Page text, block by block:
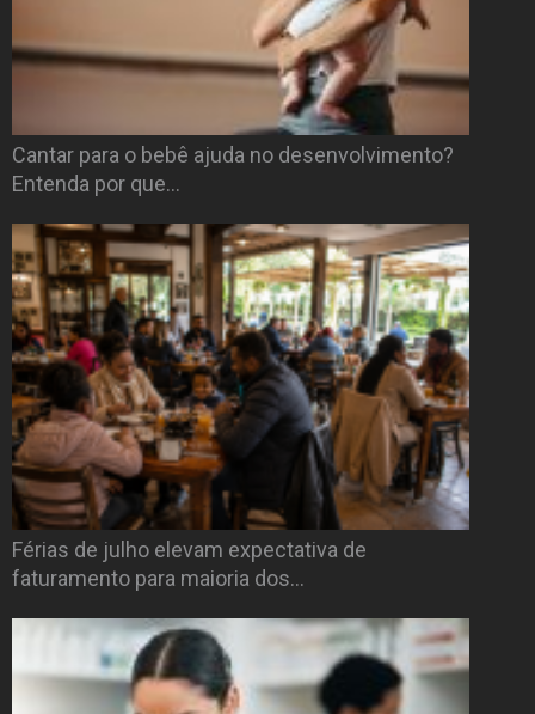
Cantar para o bebê ajuda no desenvolvimento?
Entenda por que…
Férias de julho elevam expectativa de
faturamento para maioria dos…